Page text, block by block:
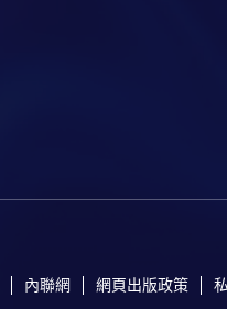
內聯網 網頁出版政策